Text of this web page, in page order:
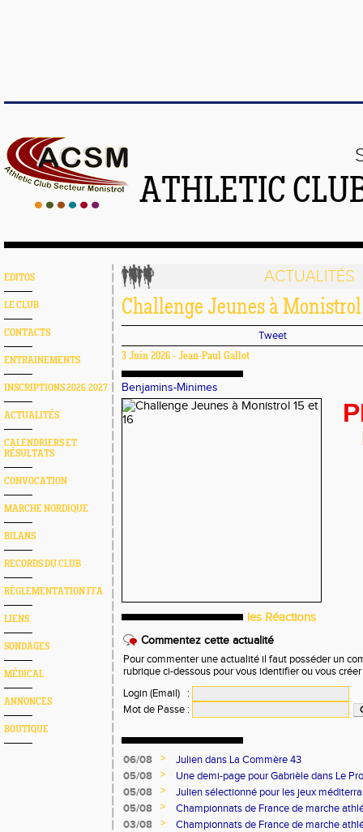
ATHLETIC
EDITOS
LE CLUB
CONTACTS
ENTRAINEMENTS
INSCRIPTIONS 2026.2027
ACTUALITÉS
CALENDRIERS ET
RÉSULTATS
CONVOCATION
MARCHE NORDIQUE
BILANS
RECORDS DU CLUB
RÈGLEMENTATION FFA
LIENS
SONDAGES
MÉDICAL
ANNONCES
BOUTIQUE
ACTUALITÉS
Challenge Jeunes à Monistrol
Tweet
3 Juin 2026 - Jean-Paul Gallot
Benjamins-Minimes
P
les Réactions
Commentez cette actualité
Pour commenter une actualité il faut posséder un
rubrique ci-dessous pour vous identifier ou vous
Login (Email)
:
Mot de Passe :
06/08 >
Julien dans La Commère 43
05/08
>
Une demi-page pour Gabrièle dans Le
05/08
>
Julien sélectionné pour les jeux
05/08
>
Championnats de France de marche
03/08
>
Championnats de France de marche